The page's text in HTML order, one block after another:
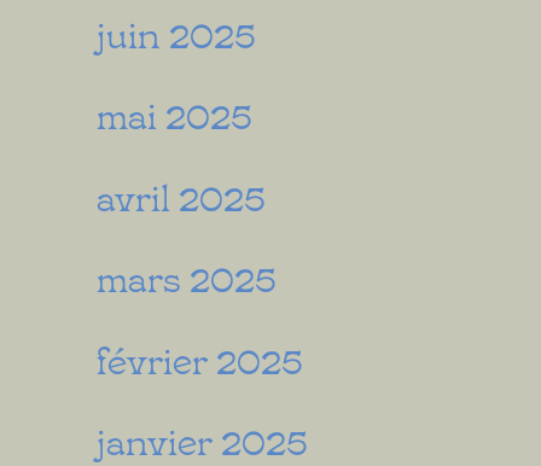
juin 2025
mai 2025
avril 2025
mars 2025
février 2025
janvier 2025